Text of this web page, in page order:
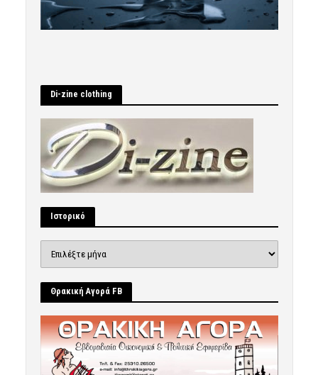
Di-zine clothing
Ιστορικό
Θρακική Αγορά FB